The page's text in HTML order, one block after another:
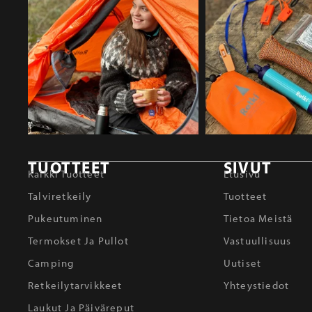
TUOTTEET
Kaikki Tuotteet
Talviretkeily
Pukeutuminen
Termokset Ja Pullot
Camping
Retkeilytarvikkeet
Laukut Ja Päiväreput
SIVUT
Etusivu
Tuotteet
Tietoa Meistä
Vastuullisuus
Uutiset
Yhteystiedot